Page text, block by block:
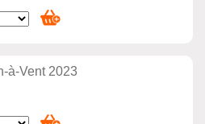
à-Vent 2023